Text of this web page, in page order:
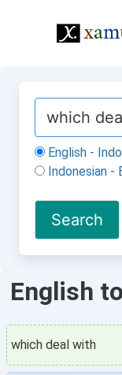
English -
Indonesian -
English
which deal with